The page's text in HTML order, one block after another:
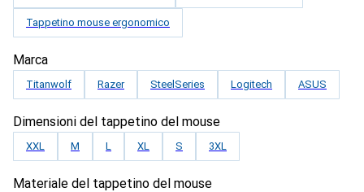
Tappetino mouse ergonomico
Marca
Titanwolf Razer SteelSeries Logitech ASUS
Dimensioni del tappetino del mouse
XXL M L XL S 3XL
Materiale del tappetino del mouse